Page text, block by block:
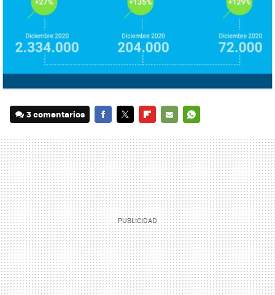
3 comentarios
MAIL